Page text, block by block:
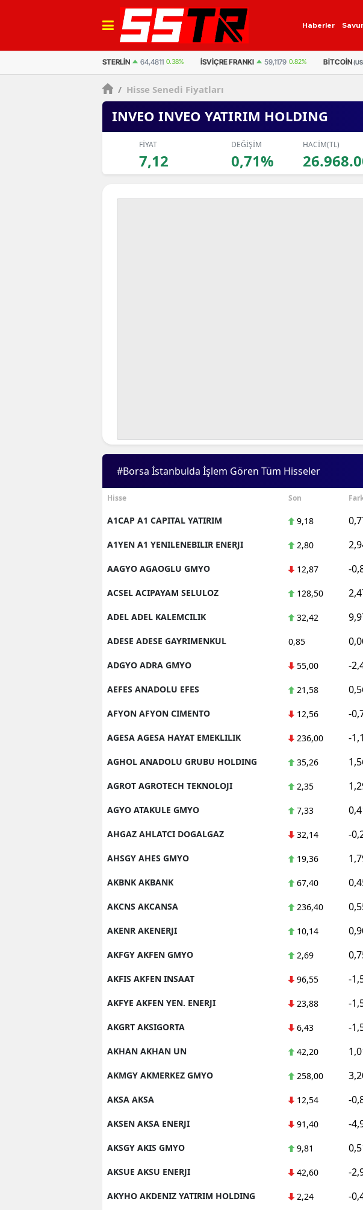
Haberler
STERLIN 64,4811 0.38% İSVIÇRE FRANKI 59,1179 0.82% BITCOIN
/ Hisse Senedi Fiyatları
INVEO INVEO YATIRIM HOLDING
FİYAT
7,12
DEĞİŞİM
0,71%
HACİM(TL)
#Borsa İstanbulda İşlem Gören Tüm Hisseler
Hisse Son
A1CAP A1 CAPITAL YATIRIM 9,18
A1YEN A1 YENILENEBILIR ENERJI 2,80
AAGYO AGAOGLU GMYO 12,87 -
ACSEL ACIPAYAM SELULOZ 128,50
ADEL ADEL KALEMCILIK 32,42
ADESE ADESE GAYRIMENKUL 0,85
ADGYO ADRA GMYO 55,00 -
AEFES ANADOLU EFES 21,58
AFYON AFYON CIMENTO 12,56 -
AGESA AGESA HAYAT EMEKLILIK 236,00 -
AGHOL ANADOLU GRUBU HOLDING 35,26
AGROT AGROTECH TEKNOLOJI 2,35
AGYO ATAKULE GMYO 7,33
AHGAZ AHLATCI DOGALGAZ 32,14 -
AHSGY AHES GMYO 19,36
AKBNK AKBANK 67,40
AKCNS AKCANSA 236,40
AKENR AKENERJI 10,14
AKFGY AKFEN GMYO 2,69
AKFIS AKFEN INSAAT 96,55 -
AKFYE AKFEN YEN. ENERJI 23,88 -
AKGRT AKSIGORTA 6,43 -
AKHAN AKHAN UN 42,20
AKMGY AKMERKEZ GMYO 258,00
AKSA AKSA 12,54 -
AKSEN AKSA ENERJI 91,40 -
AKSGY AKIS GMYO 9,81
AKSUE AKSU ENERJI 42,60 -
AKYHO AKDENIZ YATIRIM HOLDING 2,24 -